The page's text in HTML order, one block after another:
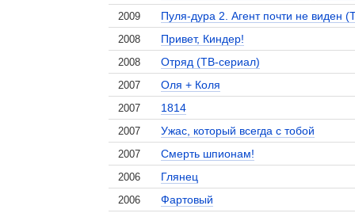
2009 Пуля-дура 2. Агент почти не виден
2008 Привет, Киндер!
2008 Отряд (ТВ-сериал)
2007 Оля + Коля
2007 1814
2007 Ужас, который всегда с тобой
2007 Смерть шпионам!
2006 Глянец
2006 Фартовый